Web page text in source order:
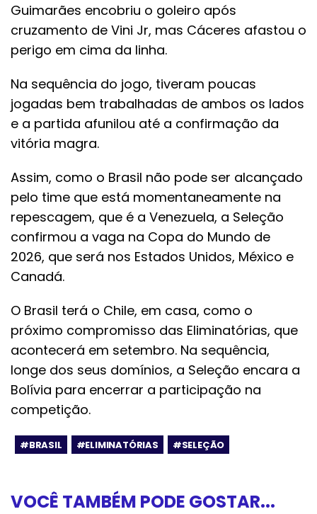
Guimarães encobriu o goleiro após
cruzamento de Vini Jr, mas Cáceres afastou o
perigo em cima da linha.
Na sequência do jogo, tiveram poucas
jogadas bem trabalhadas de ambos os lados
e a partida afunilou até a confirmação da
vitória magra.
Assim, como o Brasil não pode ser alcançado
pelo time que está momentaneamente na
repescagem, que é a Venezuela, a Seleção
confirmou a vaga na Copa do Mundo de
2026, que será nos Estados Unidos, México e
Canadá.
O Brasil terá o Chile, em casa, como o
próximo compromisso das Eliminatórias, que
acontecerá em setembro. Na sequência,
longe dos seus domínios, a Seleção encara a
Bolívia para encerrar a participação na
competição.
#BRASIL #ELIMINATÓRIAS #SELEÇÃO
VOCÊ TAMBÉM PODE GOSTAR...